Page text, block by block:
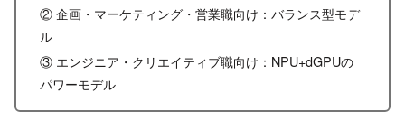
② 企画・マーケティング・営業職向け：バランス型モデ
ル
③ エンジニア・クリエイティブ職向け：NPU+dGPUの
パワーモデル